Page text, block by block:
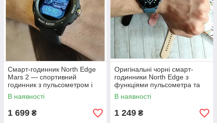
Смарт-годинник North Edge
Mars 2 — спортивний
годинник з пульсометром і
крокоміром
В наявності
1 699 ₴
Оригінальні чорні смарт-
годинники North Edge з
функціями пульсометра та
тонометра
В наявності
1 249 ₴